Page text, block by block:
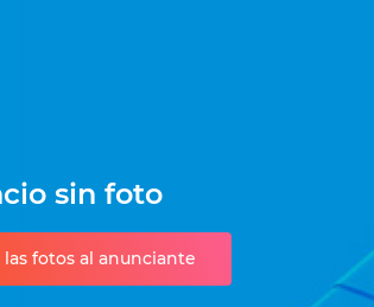
sin foto
las fotos al anunciante